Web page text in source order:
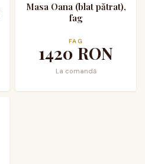
Masa Oana (blat pătrat),
fag
FAG
1420 RON
La comandă